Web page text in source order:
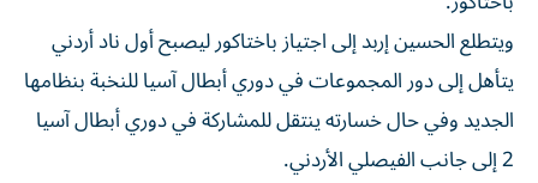
ويتطلع الحسين إربد إلى اجتياز باختاكور ليصبح أول ناد أردني
يتأهل إلى دور المجموعات في دوري أبطال آسيا للنخبة بنظامها
الجديد وفي حال خسارته ينتقل للمشاركة في دوري أبطال آسيا
2 إلى جانب الفيصلي الأردني.